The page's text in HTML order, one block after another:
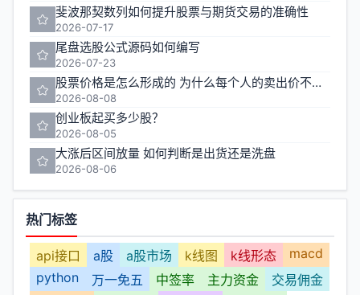
斐波那契数列如何提升股票与期货交易的准确性
2026-07-17
尾盘选股公式源码如何编写
2026-07-23
股票价格是怎么形成的 为什么每个人的卖出价不一样
2026-08-08
创业板起买多少股？
2026-08-05
大涨后区间放量 如何判断是出货还是洗盘
2026-08-06
热门标签
api接口 a股 a股市场 k线图 k线形态
macd
python
万一免五 中签率 主力资金
交易佣金